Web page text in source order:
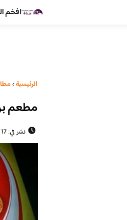
افخم
الرئيسية›
مطعم
نشر في: 17 أغسطس، 2020